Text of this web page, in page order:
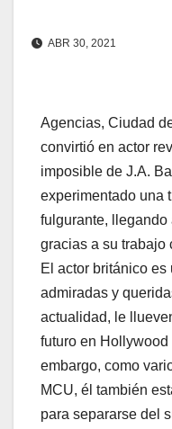
ABR 30, 2021
Agencias, Ciudad
convirtió en actor
imposible de J.A.
experimentado una
fulgurante, llegando
gracias a su trabajo
El actor británico
admiradas y
actualidad, le
futuro en
embargo, como
MCU, él también
para separarse del